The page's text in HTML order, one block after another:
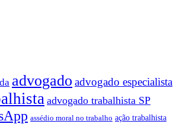
advogado advogado especialista
advogado trabalhista SP
assédio moral no trabalho ação trabalhista